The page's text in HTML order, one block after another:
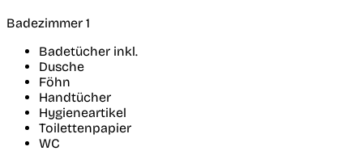
Badezimmer 1
Badetücher inkl.
Dusche
Föhn
Handtücher
Hygieneartikel
Toilettenpapier
WC